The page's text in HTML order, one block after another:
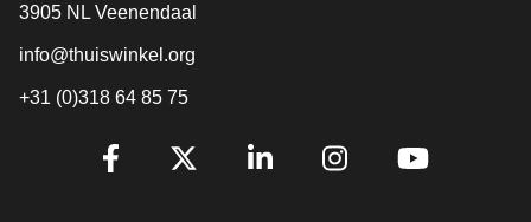
3905 NL Veenendaal
info@thuiswinkel.org
+31 (0)318 64 85 75
[_General:SocialMediaTitle]